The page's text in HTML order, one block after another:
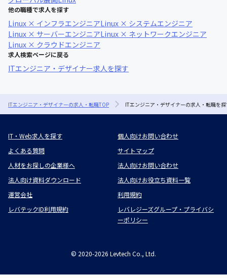
他の職種で求人を探す
Linux × インフラエンジニアLinux × システムエンジニア
Linux × サーバーエンジニアLinux × ネットワークエンジニア
Linux × クラウドエンジニア
求人検索ページに戻る
ITエンジニア・デザイナー求人を探す
ITエンジニア・デザイナーの求人・転職TOP ITエンジニア・デザイナーの求人・転職を
IT・Web求人を探す
個人向けお問い合わせ
よくある質問
サイトマップ
人材をお探しの企業様へ
法人向けお問い合わせ
法人向け資料ダウンロード
法人向けお役立ち資料一覧
運営会社
利用規約
レバテックID利用規約
レバレジーズグループ・プライバシ
ーポリシー
© 2020-2026 Levtech Co., Ltd.